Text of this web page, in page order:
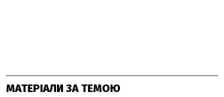
МАТЕРІАЛИ ЗА ТЕМОЮ